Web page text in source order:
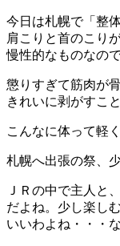
今日は札幌で「整
肩こりと首のこり
慢性的なものなの
懲りすぎて筋肉が
きれいに剥がすこ
こんなに体って軽
札幌へ出張の祭、
ＪＲの中で主人と
だよね。少し楽し
いいわよね・・・